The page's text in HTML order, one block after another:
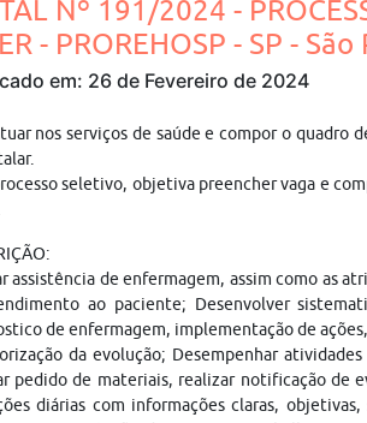
Nº 191/2024 -
- PROREHOSP - SP -
em: 26 de Fevereiro de 2024
nos serviços de saúde e compor o quadro
seletivo, objetiva preencher vaga e
assistência de enfermagem, assim como as
ao paciente; Desenvolver
de enfermagem, implementação de
da evolução; Desempenhar
pedido de materiais, realizar notificação de
diárias com informações claras,